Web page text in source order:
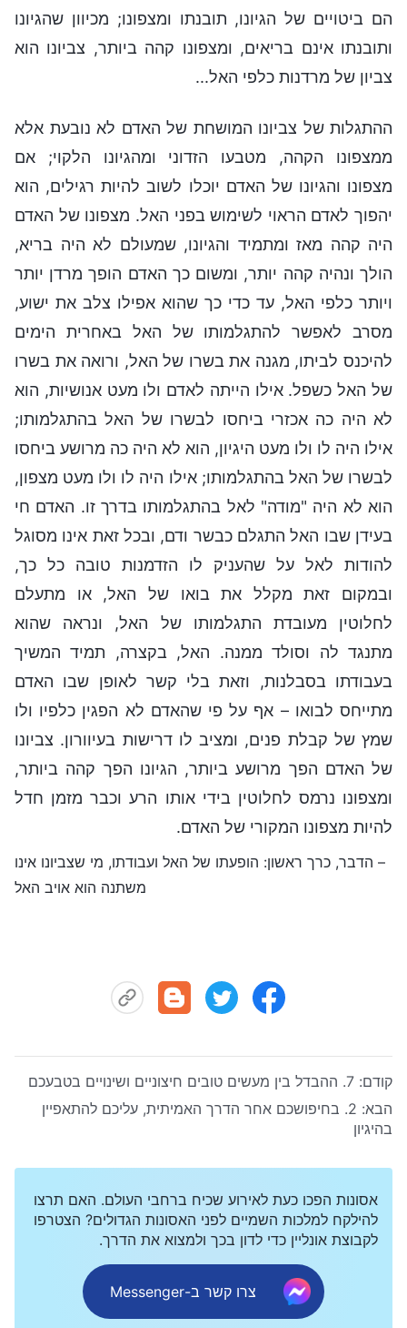
הם ביטויים של הגיונו, תובנתו ומצפונו; מכיוון שהגיונו
ותובנתו אינם בריאים, ומצפונו קהה ביותר, צביונו הוא
צביון של מרדנות כלפי האל...
ההתגלות של צביונו המושחת של האדם לא נובעת אלא
ממצפונו הקהה, מטבעו הזדוני ומהגיונו הלקוי; אם
מצפונו והגיונו של האדם יוכלו לשוב להיות רגילים, הוא
יהפוך לאדם הראוי לשימוש בפני האל. מצפונו של האדם
היה קהה מאז ומתמיד והגיונו, שמעולם לא היה בריא,
הולך ונהיה קהה יותר, ומשום כך האדם הופך מרדן יותר
ויותר כלפי האל, עד כדי כך שהוא אפילו צלב את ישוע,
מסרב לאפשר להתגלמותו של האל באחרית הימים
להיכנס לביתו, מגנה את בשרו של האל, ורואה את בשרו
של האל כשפל. אילו הייתה לאדם ולו מעט אנושיות, הוא
לא היה כה אכזרי ביחסו לבשרו של האל בהתגלמותו;
אילו היה לו ולו מעט היגיון, הוא לא היה כה מרושע ביחסו
לבשרו של האל בהתגלמותו; אילו היה לו ולו מעט מצפון,
הוא לא היה "מודה" לאל בהתגלמותו בדרך זו. האדם חי
בעידן שבו האל התגלם כבשר ודם, ובכל זאת אינו מסוגל
להודות לאל על שהעניק לו הזדמנות טובה כל כך,
ובמקום זאת מקלל את בואו של האל, או מתעלם
לחלוטין מעובדת התגלמותו של האל, ונראה שהוא
מתנגד לה וסולד ממנה. האל, בקצרה, תמיד המשיך
בעבודתו בסבלנות, וזאת בלי קשר לאופן שבו האדם
מתייחס לבואו – אף על פי שהאדם לא הפגין כלפיו ולו
שמץ של קבלת פנים, ומציב לו דרישות בעיוורון. צביונו
של האדם הפך מרושע ביותר, הגיונו הפך קהה ביותר,
ומצפונו נרמס לחלוטין בידי אותו הרע וכבר מזמן חדל
להיות מצפונו המקורי של האדם.
– הדבר, כרך ראשון: הופעתו של האל ועבודתו, מי שצביונו אינו
משתנה הוא אויב האל
קודם: 7. ההבדל בין מעשים טובים חיצוניים ושינויים בטבעכם
הבא:
2. בחיפושכם אחר הדרך האמיתית, עליכם להתאפיין
בהיגיון
אסונות הפכו כעת לאירוע שכיח ברחבי העולם. האם תרצו
להילקח למלכות השמיים לפני האסונות הגדולים? הצטרפו
לקבוצת אונליין כדי לדון בכך ולמצוא את הדרך.
צרו קשר ב-Messenger